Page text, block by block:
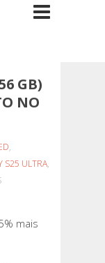
GB)
NO
,
S25 ULTRA,
mais